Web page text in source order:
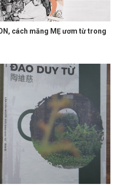
cách măng MẸ ươm từ trong